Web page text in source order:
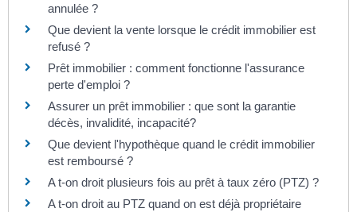
annulée ?
Que devient la vente lorsque le crédit immobilier est
refusé ?
Prêt immobilier : comment fonctionne l'assurance
perte d'emploi ?
Assurer un prêt immobilier : que sont la garantie
décès, invalidité, incapacité?
Que devient l'hypothèque quand le crédit immobilier
est remboursé ?
A t-on droit plusieurs fois au prêt à taux zéro (PTZ) ?
A t-on droit au PTZ quand on est déjà propriétaire